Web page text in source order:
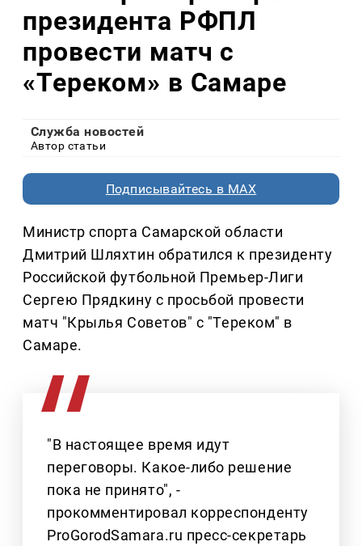
президента РФПЛ
провести матч с
«Тереком» в Самаре
Служба новостей
Автор статьи
Подписывайтесь в MAX
Министр спорта Самарской области
Дмитрий Шляхтин обратился к президенту
Российской футбольной Премьер-Лиги
Сергею Прядкину с просьбой провести
матч "Крылья Советов" с "Тереком" в
Самаре.
"В настоящее время идут
переговоры. Какое-либо решение
пока не принято", -
прокомментировал корреспонденту
ProGorodSamara.ru пресс-секретарь